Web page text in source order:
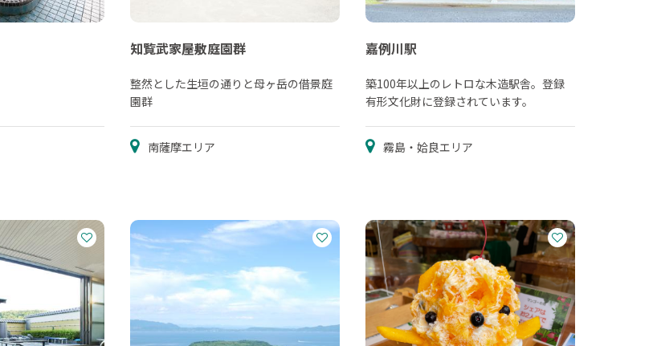
知覧武家屋敷庭園群
整然とした生垣の通りと母ヶ岳の借景庭
園群
南薩摩エリア
嘉例川駅
築100年以上のレトロな木造駅舎。登録
有形文化財に登録されています。
霧島・姶良エリア